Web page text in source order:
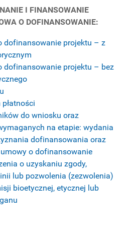
I FINANSOWANIE
O DOFINANSOWANIE:
dofinansowanie projektu – z
dofinansowanie projektu – bez
do wniosku oraz
na etapie: wydania
dofinansowania oraz
o dofinansowanie
o uzyskaniu zgody,
lub pozwolenia (zezwolenia)
bioetycznej, etycznej lub